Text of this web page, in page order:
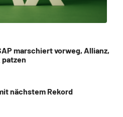
marschiert vorweg, Allianz,
patzen
nächstem Rekord